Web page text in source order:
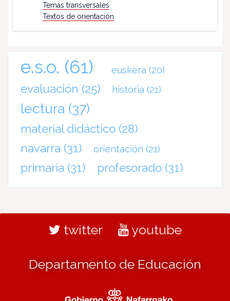
Temas transversales
Textos de orientación
e.s.o. (61) euskera (20)
evaluación (25) historia (21)
lectura (37)
material didáctico (28)
navarra (31) orientación (21)
primaria (31) profesorado (31)
twitter youtube
Departamento de Educación